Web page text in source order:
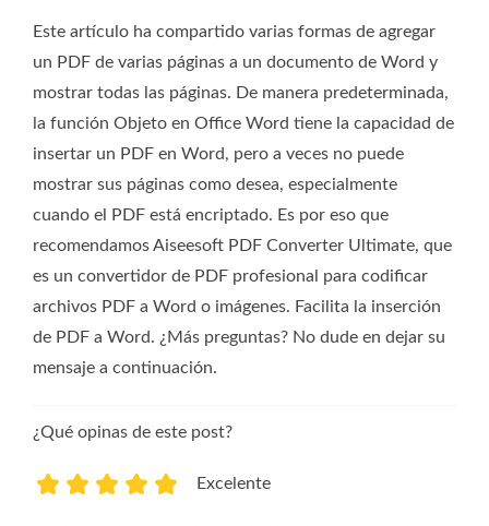
Este artículo ha compartido varias formas de agregar
un PDF de varias páginas a un documento de Word y
mostrar todas las páginas. De manera predeterminada,
la función Objeto en Office Word tiene la capacidad de
insertar un PDF en Word, pero a veces no puede
mostrar sus páginas como desea, especialmente
cuando el PDF está encriptado. Es por eso que
recomendamos Aiseesoft PDF Converter Ultimate, que
es un convertidor de PDF profesional para codificar
archivos PDF a Word o imágenes. Facilita la inserción
de PDF a Word. ¿Más preguntas? No dude en dejar su
mensaje a continuación.
¿Qué opinas de este post?
Excelente